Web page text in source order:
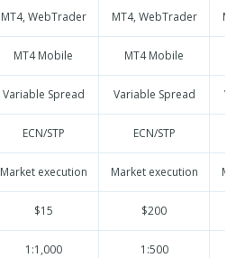
MT4, WebTrader MT4, WebTrader
MT4 Mobile MT4 Mobile
Variable Spread Variable Spread
ECN/STP ECN/STP
Market execution Market execution
$15 $200
1:1,000 1:500